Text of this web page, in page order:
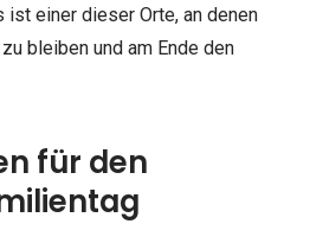
einer dieser Orte, an denen
bleiben und am Ende den
für den